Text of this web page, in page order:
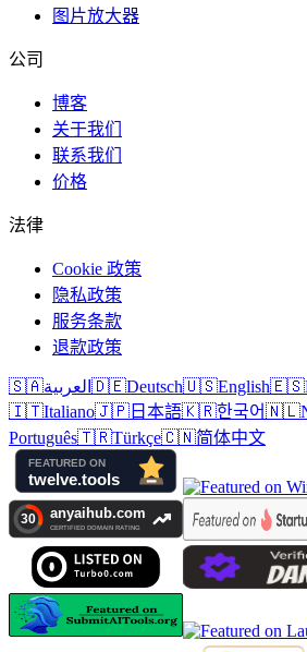
图片放大器
公司
博客
关于我们
联系我们
价格
法律
Cookie 政策
隐私政策
服务条款
退款政策
🇸🇦العربية 🇩🇪Deutsch🇺🇸English🇪🇸
🇮🇹Italiano🇯🇵 日本語🇰🇷한국어🇳🇱
Português🇹🇷Türkçe🇨🇳简体中文